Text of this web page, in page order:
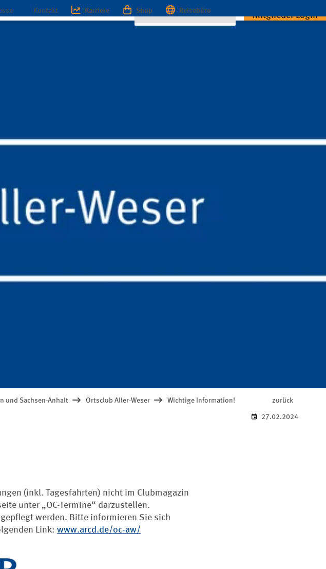
Kontakt Karriere Shop Reisebüro Mitglieder Login
und Sachsen-Anhalt Ortsclub Aller-Weser Wichtige Information! zurück
27.02.2024
(inkl. Tagesfahrten) nicht im Clubmagazin
unter „OC-Termine“ darzustellen.
werden. Bitte informieren Sie sich
Link: www.arcd.de/oc-aw/
und willkommen!